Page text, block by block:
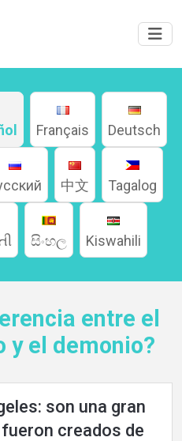
Français Deutsch
中文 Tagalog
සිංහල Kiswahili
entre el
y el demonio?
son una gran
creados de